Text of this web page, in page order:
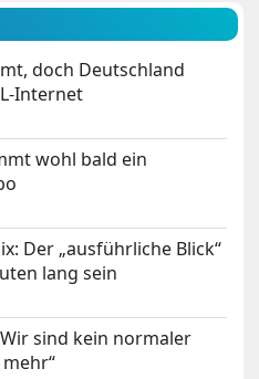
doch Deutschland
Internet
wohl bald ein
Der „ausführliche Blick“
lang sein
sind kein normaler